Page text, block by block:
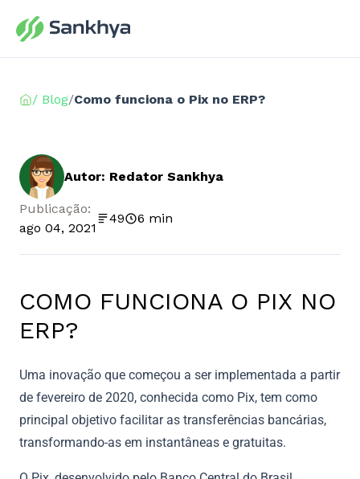
/ Blog/Como funciona o Pix no ERP?
Autor: Redator Sankhya
Publicação:
ago 04, 2021
49 6 min
COMO FUNCIONA O PIX NO
ERP?
Uma inovação que começou a ser implementada a partir
de fevereiro de 2020, conhecida como Pix, tem como
principal objetivo facilitar as transferências bancárias,
transformando-as em instantâneas e gratuitas.